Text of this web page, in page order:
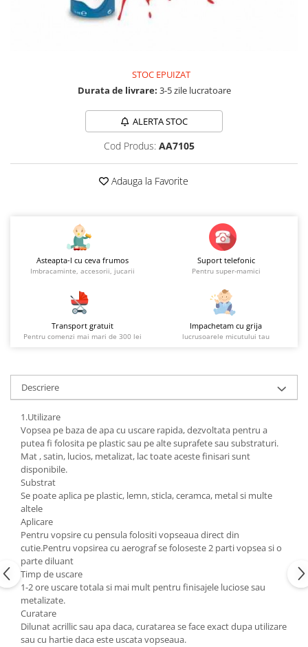
Jucarii si jocuri exterior
Kituri constructie si pictura
Masini, trenuri, avioane
Masinute Radiocomanda
Papusi si accesorii
Biciclete fara pedale
Organizatoare
STOC EPUIZAT
Durata de livrare: 3-5 zile lucratoare
ALERTA STOC
Cod Produs: AA7105
Adauga la Favorite
Asteapta-l cu ceva frumos
Imbracaminte, accesorii, jucarii
Suport telefonic
Pentru super-mamici
Transport gratuit
Pentru comenzi mai mari de 300 lei
Impachetam cu grija
lucrusoarele micutului tau
Descriere
1.Utilizare
Vopsea pe baza de apa cu uscare rapida, dezvoltata pentru a
putea fi folosita pe plastic sau pe alte suprafete sau substraturi.
Mat , satin, lucios, metalizat, lac toate aceste finisari sunt
disponibile.
Substrat
Se poate aplica pe plastic, lemn, sticla, ceramca, metal si multe
altele
Aplicare
Pentru vopsire cu pensula folositi vopseaua direct din
cutie.Pentru vopsirea cu aerograf se foloseste 2 parti vopsea si o
parte diluant
Timp de uscare
1-2 ore uscare totala si mai mult pentru finisajele luciose sau
metalizate.
Curatare
Dilunat acrillic sau apa daca, curatarea se face exact dupa utilizare
sau cu hartie daca este uscata vopseaua.